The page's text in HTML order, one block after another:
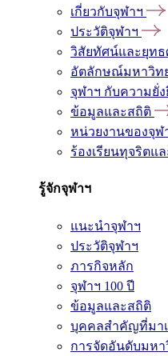
เกี่ยวกับจุฬาฯ
ประวัติจุฬาฯ
วิสัยทัศน์และยุทธ
อัตลักษณ์มหาวิท
จุฬาฯ กับความยั่
ข้อมูลและสถิติ
หน่วยงานของจุฬ
ร้องเรียนทุจริตแ
รู้จักจุฬาฯ
แนะนำจุฬาฯ
ประวัติจุฬาฯ
ภารกิจหลัก
จุฬาฯ 100 ปี
ข้อมูลและสถิติ
บุคคลสำคัญที่มา
การจัดอันดับมหา